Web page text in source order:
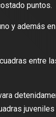
puntos.
y además en
entre
juveniles